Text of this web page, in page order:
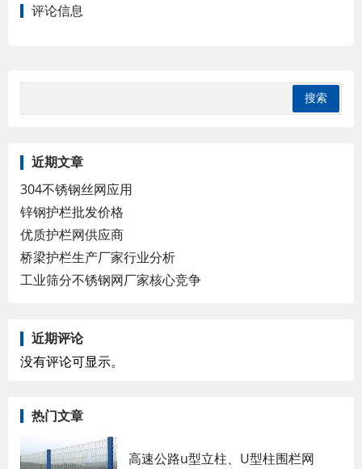
评论信息
近期文章
304不锈钢丝网应用
锌钢护栏批发价格
优质护栏网供应商
桥梁护栏生产厂家行业分析
工业筛分不锈钢网厂家核心竞争
近期评论
没有评论可显示。
热门文章
高速公路u型立柱、U型柱围栏网